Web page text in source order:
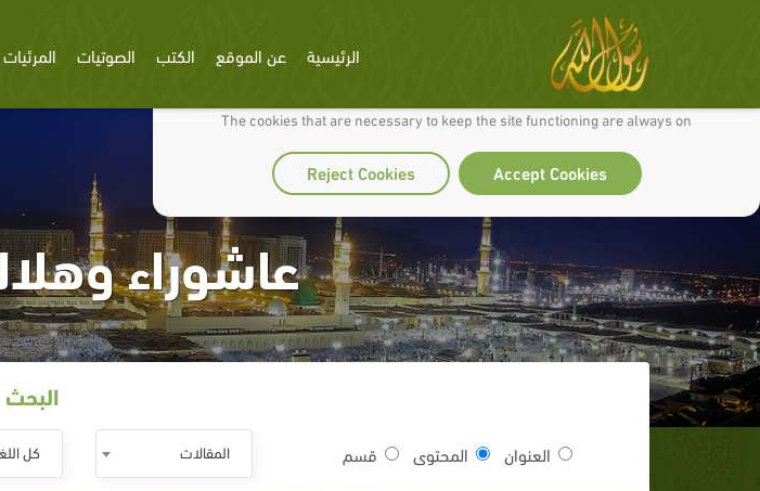
We use cookies to make our site work well for you and so we can continually improve it.
The cookies that are necessary to keep the site functioning are always on
Accept Cookies
Reject Cookies
الرئيسية عن الموقع الكتب الصوتيات المرئيات
عاشوراء
البحث
العنوان المحتوى قسم المقالات كل